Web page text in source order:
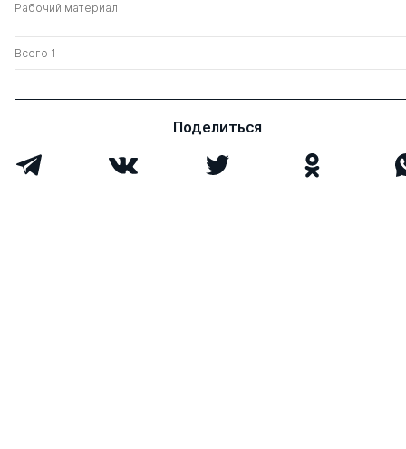
Рабочий материал
Всего 1
Поделиться